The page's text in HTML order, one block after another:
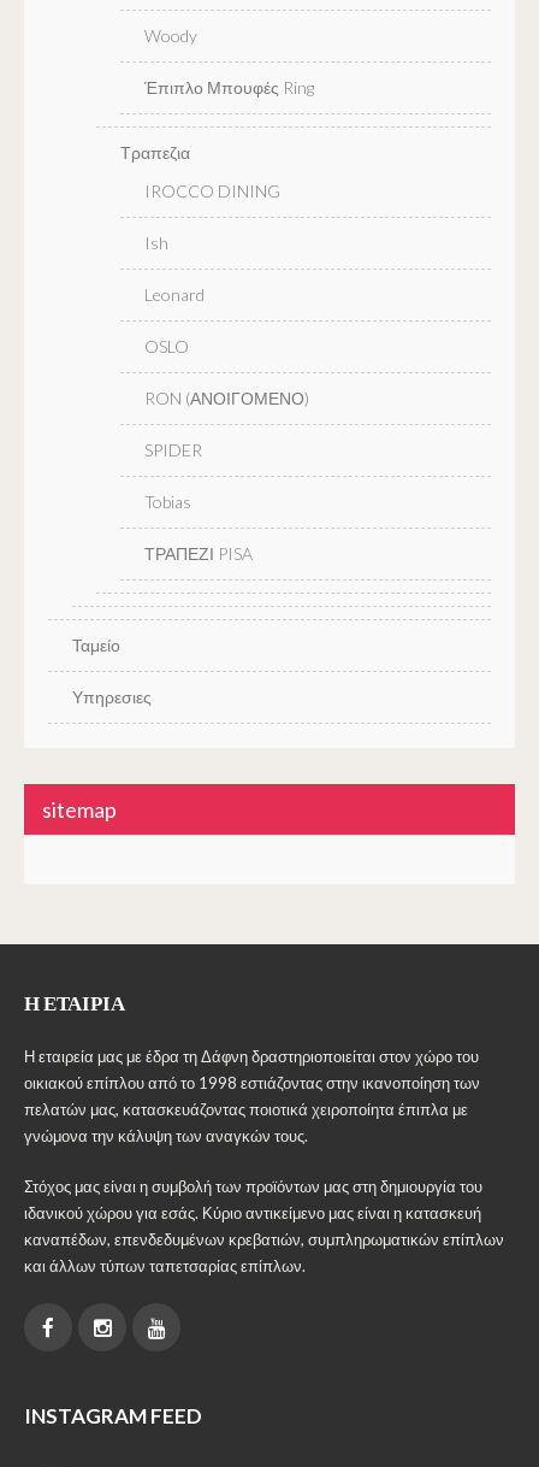
Woody
Έπιπλο Μπουφές Ring
Τραπεζια
IROCCO DINING
Ish
Leonard
OSLO
RON (ΑΝΟΙΓΟΜΕΝΟ)
SPIDER
Tobias
ΤΡΑΠΕΖΙ PISA
Ταμείο
Υπηρεσιες
sitemap
Η ΕΤΑΙΡΊΑ
Η εταιρεία μας με έδρα τη Δάφνη δραστηριοποιείται στον χώρο του
οικιακού επίπλου από το 1998 εστιάζοντας στην ικανοποίηση των
πελατών μας, κατασκευάζοντας ποιοτικά χειροποίητα έπιπλα με
γνώμονα την κάλυψη των αναγκών τους.
Στόχος μας είναι η συμβολή των προϊόντων μας στη δημιουργία του
ιδανικού χώρου για εσάς. Κύριο αντικείμενο μας είναι η κατασκευή
καναπέδων, επενδεδυμένων κρεβατιών, συμπληρωματικών επίπλων
και άλλων τύπων ταπετσαρίας επίπλων.
INSTAGRAM FEED